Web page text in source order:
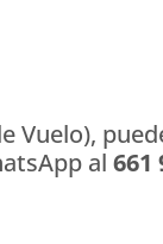
Vuelo),
al 661